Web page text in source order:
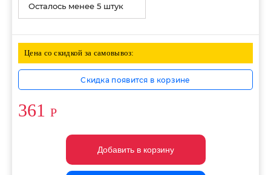
Осталось менее 5 штук
Цена со скидкой за самовывоз:
Скидка появится в корзине
361 Р
Добавить в корзину
Добавить в корзину
Добавить в корзину